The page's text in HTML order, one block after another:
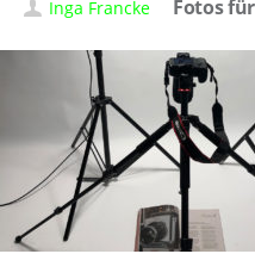
Inga Francke
Fotos